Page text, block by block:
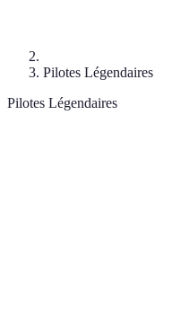
Pilotes Légendaires
Pilotes Légendaires